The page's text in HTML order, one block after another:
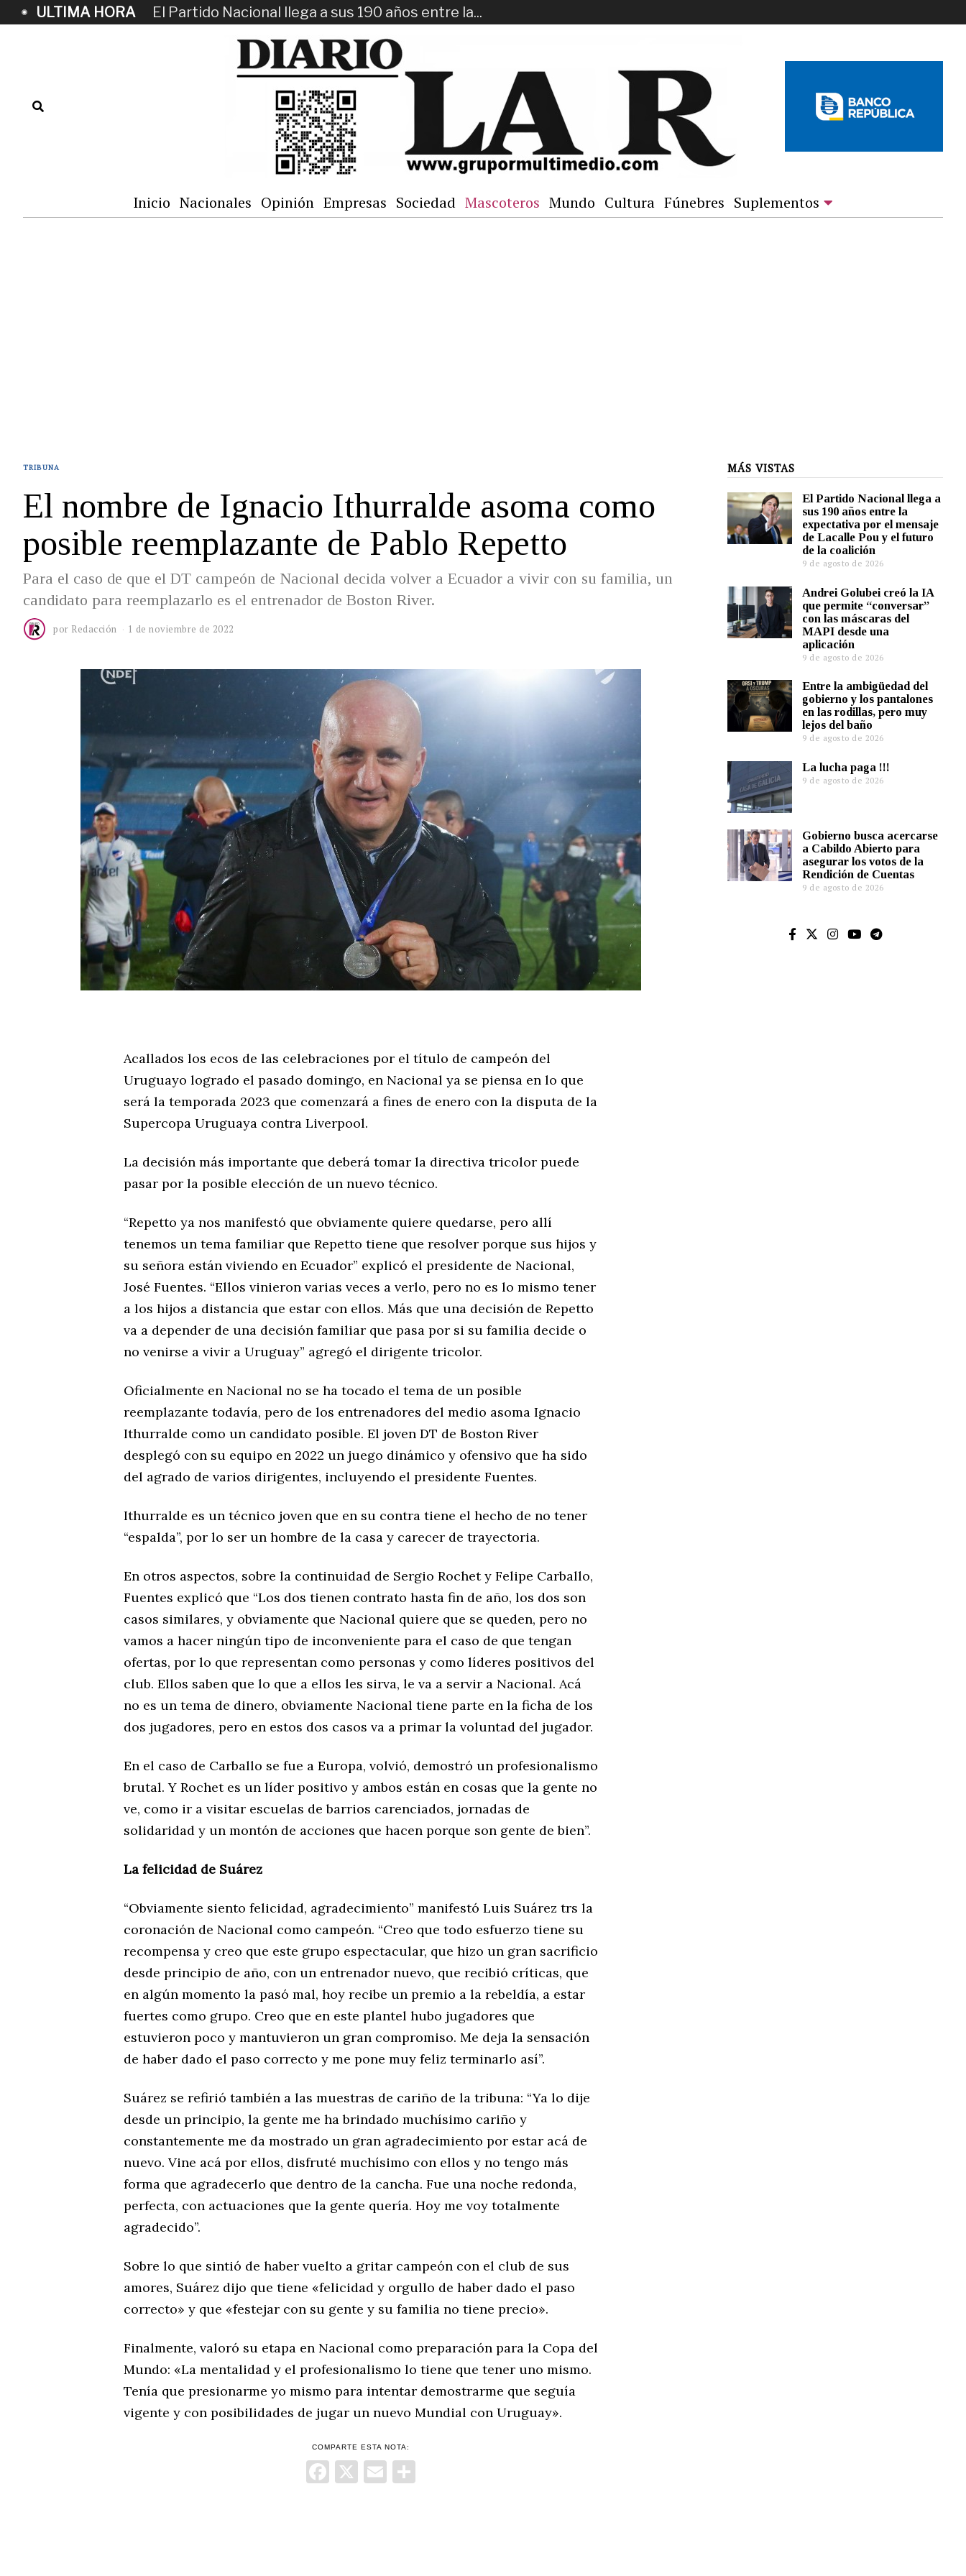
ULTIMA HORA El Partido Nacional llega a sus 190 años entre la...
Inicio Nacionales Opinión Empresas Sociedad Mascoteros Mundo Cultura Fúnebres Suplementos
TRIBUNA
El nombre de Ignacio Ithurralde asoma como
posible reemplazante de Pablo Repetto
Para el caso de que el DT campeón de Nacional decida volver a Ecuador a vivir con su familia, un
candidato para reemplazarlo es el entrenador de Boston River.
por Redacción 1 de noviembre de 2022
Acallados los ecos de las celebraciones por el título de campeón del
Uruguayo logrado el pasado domingo, en Nacional ya se piensa en lo que
será la temporada 2023 que comenzará a fines de enero con la disputa de la
Supercopa Uruguaya contra Liverpool.
La decisión más importante que deberá tomar la directiva tricolor puede
pasar por la posible elección de un nuevo técnico.
“Repetto ya nos manifestó que obviamente quiere quedarse, pero allí
tenemos un tema familiar que Repetto tiene que resolver porque sus hijos y
su señora están viviendo en Ecuador” explicó el presidente de Nacional,
José Fuentes. “Ellos vinieron varias veces a verlo, pero no es lo mismo tener
a los hijos a distancia que estar con ellos. Más que una decisión de Repetto
va a depender de una decisión familiar que pasa por si su familia decide o
no venirse a vivir a Uruguay” agregó el dirigente tricolor.
Oficialmente en Nacional no se ha tocado el tema de un posible
reemplazante todavía, pero de los entrenadores del medio asoma Ignacio
Ithurralde como un candidato posible. El joven DT de Boston River
desplegó con su equipo en 2022 un juego dinámico y ofensivo que ha sido
del agrado de varios dirigentes, incluyendo el presidente Fuentes.
Ithurralde es un técnico joven que en su contra tiene el hecho de no tener
“espalda”, por lo ser un hombre de la casa y carecer de trayectoria.
En otros aspectos, sobre la continuidad de Sergio Rochet y Felipe Carballo,
Fuentes explicó que “Los dos tienen contrato hasta fin de año, los dos son
casos similares, y obviamente que Nacional quiere que se queden, pero no
vamos a hacer ningún tipo de inconveniente para el caso de que tengan
ofertas, por lo que representan como personas y como líderes positivos del
club. Ellos saben que lo que a ellos les sirva, le va a servir a Nacional. Acá
no es un tema de dinero, obviamente Nacional tiene parte en la ficha de los
dos jugadores, pero en estos dos casos va a primar la voluntad del jugador.
En el caso de Carballo se fue a Europa, volvió, demostró un profesionalismo
brutal. Y Rochet es un líder positivo y ambos están en cosas que la gente no
ve, como ir a visitar escuelas de barrios carenciados, jornadas de
solidaridad y un montón de acciones que hacen porque son gente de bien”.
La felicidad de Suárez
“Obviamente siento felicidad, agradecimiento” manifestó Luis Suárez trs la
coronación de Nacional como campeón. “Creo que todo esfuerzo tiene su
recompensa y creo que este grupo espectacular, que hizo un gran sacrificio
desde principio de año, con un entrenador nuevo, que recibió críticas, que
en algún momento la pasó mal, hoy recibe un premio a la rebeldía, a estar
fuertes como grupo. Creo que en este plantel hubo jugadores que
estuvieron poco y mantuvieron un gran compromiso. Me deja la sensación
de haber dado el paso correcto y me pone muy feliz terminarlo así”.
Suárez se refirió también a las muestras de cariño de la tribuna: “Ya lo dije
desde un principio, la gente me ha brindado muchísimo cariño y
constantemente me da mostrado un gran agradecimiento por estar acá de
nuevo. Vine acá por ellos, disfruté muchísimo con ellos y no tengo más
forma que agradecerlo que dentro de la cancha. Fue una noche redonda,
perfecta, con actuaciones que la gente quería. Hoy me voy totalmente
agradecido”.
Sobre lo que sintió de haber vuelto a gritar campeón con el club de sus
amores, Suárez dijo que tiene «felicidad y orgullo de haber dado el paso
correcto» y que «festejar con su gente y su familia no tiene precio».
Finalmente, valoró su etapa en Nacional como preparación para la Copa del
Mundo: «La mentalidad y el profesionalismo lo tiene que tener uno mismo.
Tenía que presionarme yo mismo para intentar demostrarme que seguía
vigente y con posibilidades de jugar un nuevo Mundial con Uruguay».
COMPARTE ESTA NOTA:
Facebook
X Email
MÁS VISTAS
El Partido Nacional llega a
sus 190 años entre la
expectativa por el mensaje
de Lacalle Pou y el futuro
de la coalición
9 de agosto de 2026
Andrei Golubei creó la IA
que permite “conversar”
con las máscaras del
MAPI desde una
aplicación
9 de agosto de 2026
Entre la ambigüedad del
gobierno y los pantalones
en las rodillas, pero muy
lejos del baño
9 de agosto de 2026
La lucha paga !!!
9 de agosto de 2026
Gobierno busca acercarse
a Cabildo Abierto para
asegurar los votos de la
Rendición de Cuentas
9 de agosto de 2026